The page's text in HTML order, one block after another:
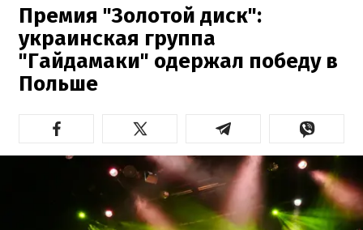
Премия "Золотой диск":
украинская группа
"Гайдамаки" одержал победу в
Польше